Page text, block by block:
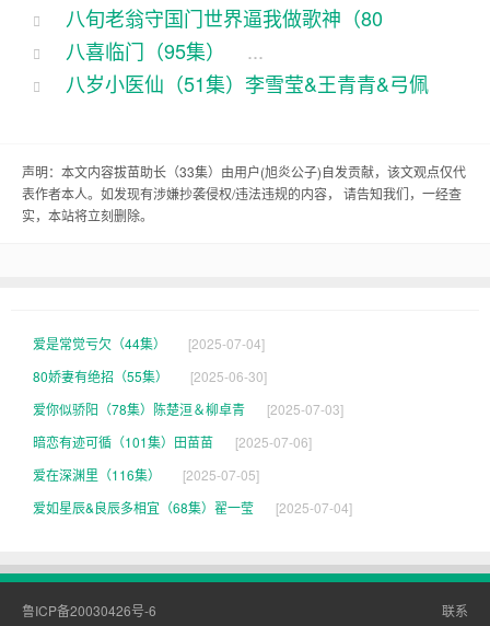
心里那个得意啊，就跟唱戏似的：“哈哈，这下你们
可长快了！”
就这样，王二狗每天都要去地里给苗苗们“助长”。这
得快了。村里的老李头一看这情景，不禁摇了摇
头：“唉，这王二狗啊，真是拔苗助长，好心办了坏
得东倒西歪。王二狗一看这场景，心里那个懊悔
啊，就跟吃了苍蝇似的：“这下可怎么办？”
老李头一看王二狗这模样，忍不住笑了：“王二狗
啊，你这是啥毛病？咋就这么急性子呢？”
嘛。谁知道这拔苗助长还真是坏事啊。”
八旬老翁守国门世界逼我做歌神（80
集）
...
八喜临门（95集）
...
八岁小医仙（51集）李雪莹&王青青&弓佩
声明：本文内容拔苗助长（33集）由用户(旭炎公子)自发贡献，该文观点仅代
表作者本人。如发现有涉嫌抄袭侵权/违法违规的内容， 请告知我们，一经查
实，本站将立刻删除。
爱是常觉亏欠（44集）
[2025-07-04]
80娇妻有绝招（55集）
[2025-06-30]
爱你似骄阳（78集）陈楚洹＆柳卓青
[2025-07-03]
暗恋有迹可循（101集）田苗苗
[2025-07-06]
爱在深渊里（116集）
[2025-07-05]
爱如星辰&良辰多相宜（68集）翟一莹
[2025-07-04]
鲁ICP备20030426号-6 联系